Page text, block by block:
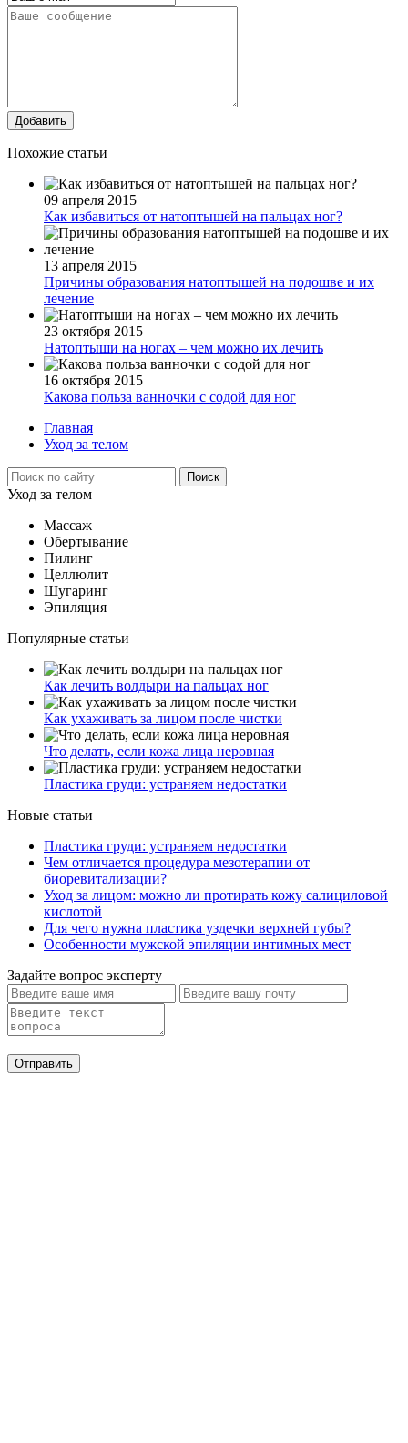
Добавить
Похожие статьи
09 апреля 2015
Как избавиться от натоптышей на пальцах ног?
13 апреля 2015
Причины образования натоптышей на подошве и их
лечение
23 октября 2015
Натоптыши на ногах – чем можно их лечить
16 октября 2015
Какова польза ванночки с содой для ног
Главная
Уход за телом
Уход за телом
Массаж
Обертывание
Пилинг
Целлюлит
Шугаринг
Эпиляция
Популярные статьи
Как лечить волдыри на пальцах ног
Как ухаживать за лицом после чистки
Что делать, если кожа лица неровная
Пластика груди: устраняем недостатки
Новые статьи
Пластика груди: устраняем недостатки
Чем отличается процедура мезотерапии от
биоревитализации?
Уход за лицом: можно ли протирать кожу салициловой
кислотой
Для чего нужна пластика уздечки верхней губы?
Особенности мужской эпиляции интимных мест
Задайте вопрос эксперту